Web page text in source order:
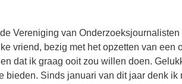
Vereniging van Onderzoeksjournalisten
vriend, bezig met het opzetten van een
dat ik graag ooit zou willen doen.
bieden. Sinds januari van dit jaar denk ik